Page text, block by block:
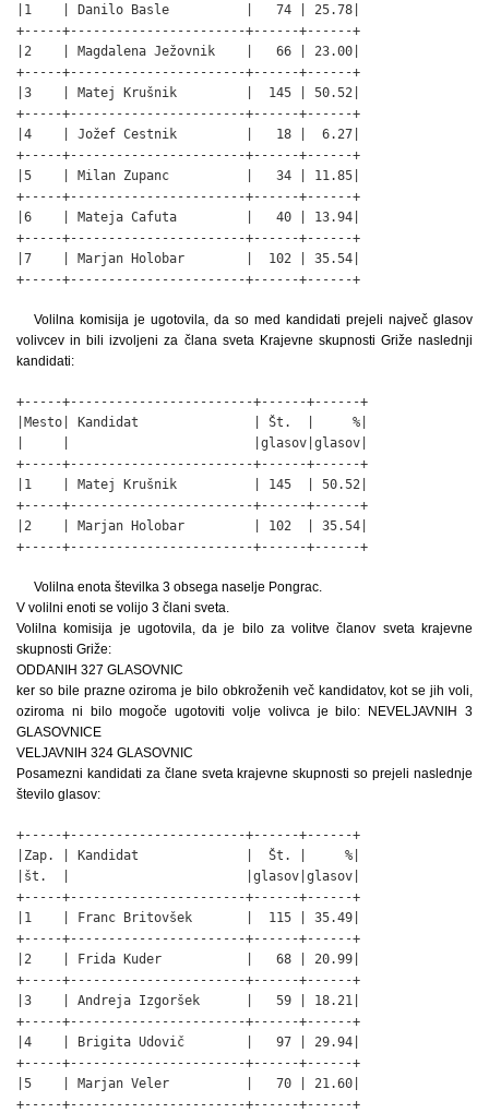
|1    | Danilo Basle          |   74 | 25.78|
+-----+-----------------------+------+------+
|2    | Magdalena Ježovnik    |   66 | 23.00|
+-----+-----------------------+------+------+
|3    | Matej Krušnik         |  145 | 50.52|
+-----+-----------------------+------+------+
|4    | Jožef Cestnik         |   18 |  6.27|
+-----+-----------------------+------+------+
|5    | Milan Zupanc          |   34 | 11.85|
+-----+-----------------------+------+------+
|6    | Mateja Cafuta         |   40 | 13.94|
+-----+-----------------------+------+------+
|7    | Marjan Holobar        |  102 | 35.54|
+-----+-----------------------+------+------+
Volilna komisija je ugotovila, da so med kandidati prejeli največ glasov
volivcev in bili izvoljeni za člana sveta Krajevne skupnosti Griže naslednji
kandidati:
+-----+------------------------+------+------+
|Mesto| Kandidat               | Št.  |     %|
|     |                        |glasov|glasov|
+-----+------------------------+------+------+
|1    | Matej Krušnik          | 145  | 50.52|
+-----+------------------------+------+------+
|2    | Marjan Holobar         | 102  | 35.54|
+-----+------------------------+------+------+
Volilna enota številka 3 obsega naselje Pongrac.
V volilni enoti se volijo 3 člani sveta.
Volilna komisija je ugotovila, da je bilo za volitve članov sveta krajevne
skupnosti Griže:
ODDANIH 327 GLASOVNIC
ker so bile prazne oziroma je bilo obkroženih več kandidatov, kot se jih voli,
oziroma ni bilo mogoče ugotoviti volje volivca je bilo: NEVELJAVNIH 3
GLASOVNICE
VELJAVNIH 324 GLASOVNIC
Posamezni kandidati za člane sveta krajevne skupnosti so prejeli naslednje
število glasov:
+-----+-----------------------+------+------+
|Zap. | Kandidat              |  Št. |     %|
|št.  |                       |glasov|glasov|
+-----+-----------------------+------+------+
|1    | Franc Britovšek       |  115 | 35.49|
+-----+-----------------------+------+------+
|2    | Frida Kuder           |   68 | 20.99|
+-----+-----------------------+------+------+
|3    | Andreja Izgoršek      |   59 | 18.21|
+-----+-----------------------+------+------+
|4    | Brigita Udovič        |   97 | 29.94|
+-----+-----------------------+------+------+
|5    | Marjan Veler          |   70 | 21.60|
+-----+-----------------------+------+------+